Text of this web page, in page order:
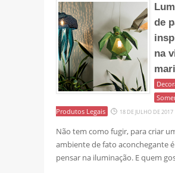
de
na
Produtos Legais
18 DE JULHO DE 2017
Não tem como fugir, para criar
ambiente de fato aconchegante
pensar na iluminação. E quem